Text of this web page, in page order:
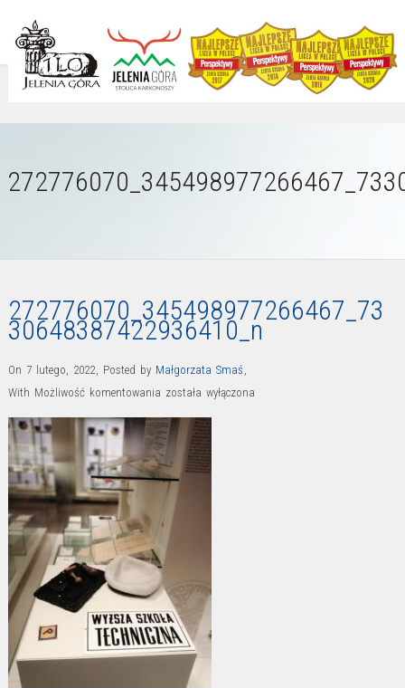
272776070_345498977266467_73
30648387422936410_n
On 7 lutego, 2022, Posted by Małgorzata Smaś ,
With Możliwość komentowania została wyłączona